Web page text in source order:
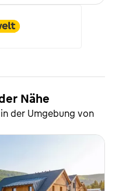
Nähe
der Umgebung von